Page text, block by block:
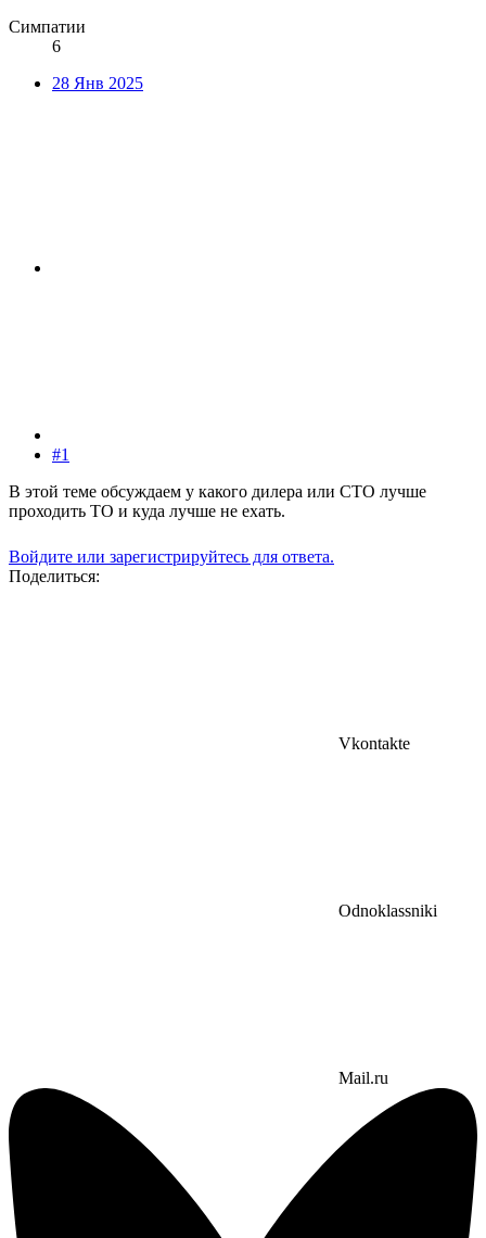
Симпатии
6
28 Янв 2025
#1
В этой теме обсуждаем у какого дилера или СТО лучше
проходить ТО и куда лучше не ехать.
Войдите или зарегистрируйтесь для ответа.
Поделиться:
Vkontakte
Odnoklassniki
Mail.ru